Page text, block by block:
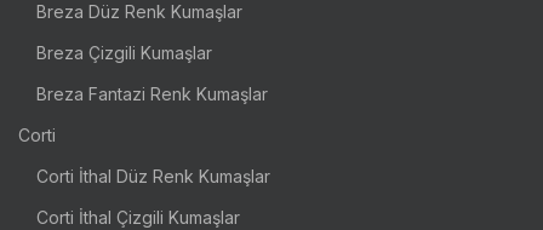
Breza Düz Renk Kumaşlar
Breza Çizgili Kumaşlar
Breza Fantazi Renk Kumaşlar
Corti
Corti İthal Düz Renk Kumaşlar
Corti İthal Çizgili Kumaşlar